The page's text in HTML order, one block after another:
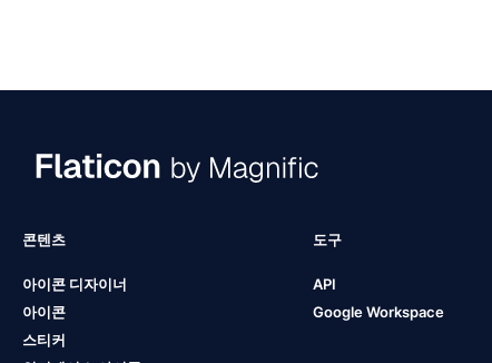
콘텐츠
아이콘 디자이너
아이콘
스티커
도구
API
Google Workspace